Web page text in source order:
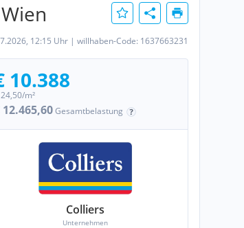
12:15 Uhr | willhaben-Code: 1637663231
10.388
m²
12.465,60Gesamtbelastung
Colliers
Unternehmen